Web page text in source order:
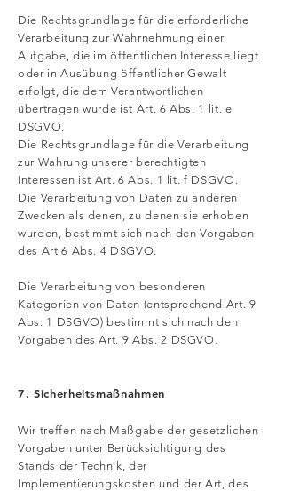
Die Rechtsgrundlage für die erforderliche
Verarbeitung zur Wahrnehmung einer
Aufgabe, die im öffentlichen Interesse liegt
oder in Ausübung öffentlicher Gewalt
erfolgt, die dem Verantwortlichen
übertragen wurde ist Art. 6 Abs. 1 lit. e
DSGVO.
Die Rechtsgrundlage für die Verarbeitung
zur Wahrung unserer berechtigten
Interessen ist Art. 6 Abs. 1 lit. f DSGVO.
Die Verarbeitung von Daten zu anderen
Zwecken als denen, zu denen sie erhoben
wurden, bestimmt sich nach den Vorgaben
des Art 6 Abs. 4 DSGVO.
Die Verarbeitung von besonderen
Kategorien von Daten (entsprechend Art. 9
Abs. 1 DSGVO) bestimmt sich nach den
Vorgaben des Art. 9 Abs. 2 DSGVO.
7. Sicherheitsmaßnahmen
Wir treffen nach Maßgabe der gesetzlichen
Vorgaben unter Berücksichtigung des
Stands der Technik, der
Implementierungskosten und der Art, des